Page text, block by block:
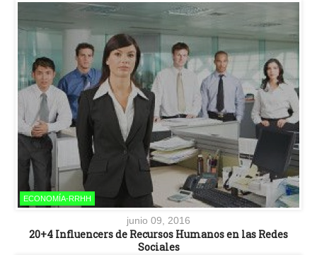
ECONOMÍA-RRHH
junio 09, 2016
20+4 Influencers de Recursos Humanos en las Redes
Sociales